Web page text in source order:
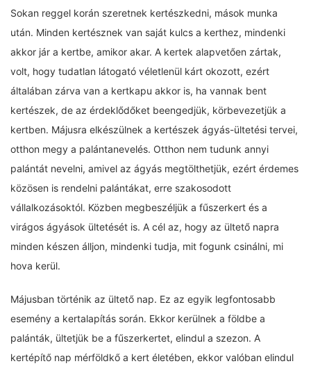
Sokan reggel korán szeretnek kertészkedni, mások munka
után. Minden kertésznek van saját kulcs a kerthez, mindenki
akkor jár a kertbe, amikor akar. A kertek alapvetően zártak,
volt, hogy tudatlan látogató véletlenül kárt okozott, ezért
általában zárva van a kertkapu akkor is, ha vannak bent
kertészek, de az érdeklődőket beengedjük, körbevezetjük a
kertben. Májusra elkészülnek a kertészek ágyás-ültetési tervei,
otthon megy a palántanevelés. Otthon nem tudunk annyi
palántát nevelni, amivel az ágyás megtölthetjük, ezért érdemes
közösen is rendelni palántákat, erre szakosodott
vállalkozásoktól. Közben megbeszéljük a fűszerkert és a
virágos ágyások ültetését is. A cél az, hogy az ültető napra
minden készen álljon, mindenki tudja, mit fogunk csinálni, mi
hova kerül.
Májusban történik az ültető nap. Ez az egyik legfontosabb
esemény a kertalapítás során. Ekkor kerülnek a földbe a
palánták, ültetjük be a fűszerkertet, elindul a szezon. A
kertépítő nap mérföldkő a kert életében, ekkor valóban elindul